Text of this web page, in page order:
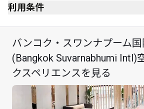
保安検査を受けた後にあります。
レベル3
ゲート2 (West Side)の向かい側に
利用条件
禁煙(電子タバコを含む)
服装規定なし
最大滞在可能時間：2時間
バンコク・スワンナプーム
(Bangkok Suvarnabhumi Intl)
クスペリエンスを見る